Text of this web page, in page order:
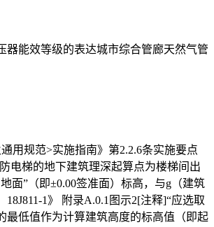
器能效等级的表达城市综合管廊天然气管
用规范>实施指南》第2.2.6条实施要点
电梯的地下建筑理深起算点为楼梯间出
面”（即±0.00签准面）标高，与g（建筑
1》 附录A.0.1图示2[注释]“应选取
最低值作为计算建筑高度的标高值（即起